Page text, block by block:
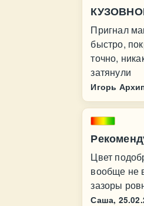
Пригнал
быстро,
точно,
затянули
Игорь
Цвет
вообще не
зазоры
Саша,